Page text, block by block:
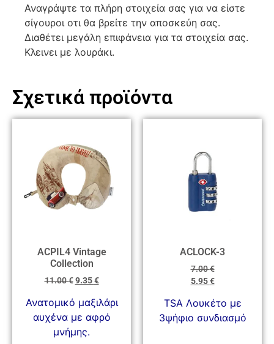
Αναγράψτε τα πλήρη στοιχεία σας για να είστε
σίγουροι οτι θα βρείτε την αποσκεύη σας.
Διαθέτει μεγάλη επιφάνεια για τα στοιχεία σας.
Κλεινει με λουράκι.
Σχετικά προϊόντα
ACPIL4 Vintage
Collection
11.00€ 9.35€
Ανατομικό μαξιλάρι
αυχένα με αφρό
μνήμης.
ACLOCK-3
7.00€
5.95€
TSA Λουκέτο με
3ψήφιο συνδιασμό